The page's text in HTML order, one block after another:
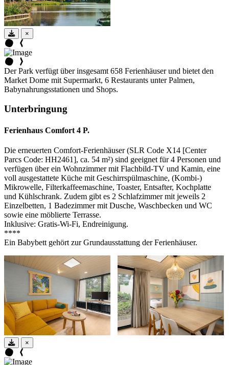
×
Der Park verfügt über insgesamt 658 Ferienhäuser und bietet den
Market Dome mit Supermarkt, 6 Restaurants unter Palmen,
Babynahrungsstationen und Shops.
Unterbringung
Ferienhaus Comfort 4 P.
Die erneuerten Comfort-Ferienhäuser (SLR Code X14 [Center
Parcs Code: HH2461], ca. 54 m²) sind geeignet für 4 Personen und
verfügen über ein Wohnzimmer mit Flachbild-TV und Kamin, eine
voll ausgestattete Küche mit Geschirrspülmaschine, (Kombi-)
Mikrowelle, Filterkaffeemaschine, Toaster, Entsafter, Kochplatte
und Kühlschrank. Zudem gibt es 2 Schlafzimmer mit jeweils 2
Einzelbetten, 1 Badezimmer mit Dusche, Waschbecken und WC
sowie eine möblierte Terrasse.
Inklusive: Gratis-Wi-Fi, Endreinigung.
****
Ein Babybett gehört zur Grundausstattung der Ferienhäuser.
×